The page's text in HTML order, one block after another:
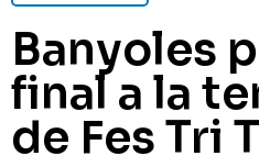
Banyoles
final a la
de Fes Tri